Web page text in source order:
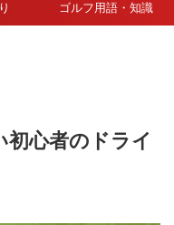
ゴルフ用語・知識
心者のドライ